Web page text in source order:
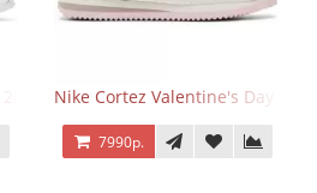
Nike Cortez Valentine's Day 2025
7990р.